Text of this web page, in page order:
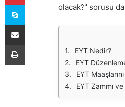
olacak?" sorusu
EYT Nedir?
EYT
EYT
EYT Zammı
Skype
E-Posta ile paylaş